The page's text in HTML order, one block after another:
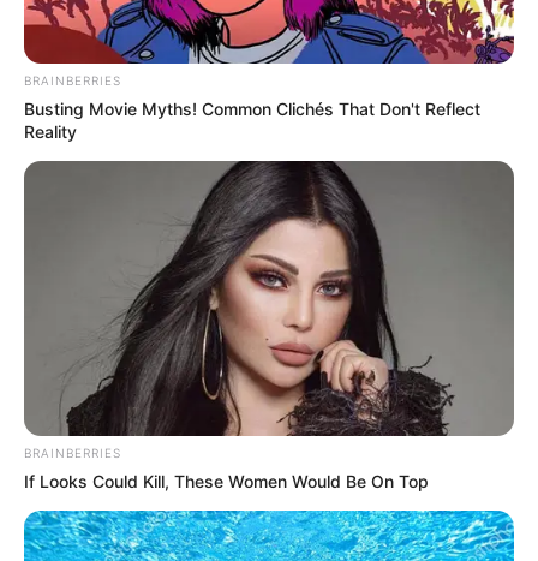
BRAINBERRIES
Busting Movie Myths! Common Clichés That Don't Reflect
Reality
BRAINBERRIES
If Looks Could Kill, These Women Would Be On Top